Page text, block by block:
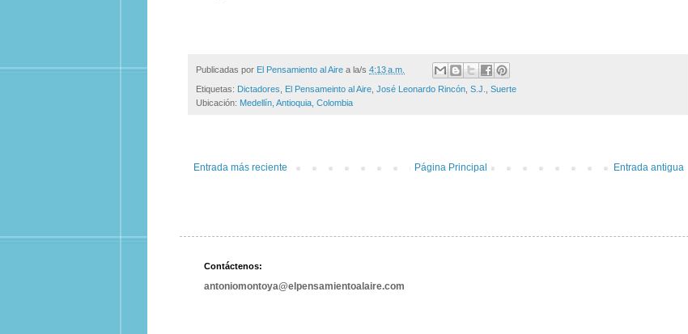
Publicadas por El Pensamiento al Aire a la/s 4:13 a.m.
Etiquetas: Dictadores, El Pensameinto al Aire, José Leonardo Rincón, S.J., Suerte
Ubicación: Medellín, Antioquia, Colombia
Entrada más reciente Entrada antigua
Página Principal
Contáctenos:
antoniomontoya@elpensamientoalaire.com